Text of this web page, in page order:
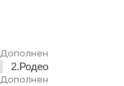
Дополнен
2.Родео
Дополнен